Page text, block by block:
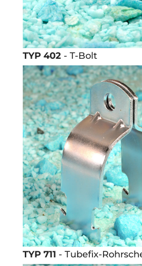
TYP 402- T-Bolt
TYP 711 - Tubefix-